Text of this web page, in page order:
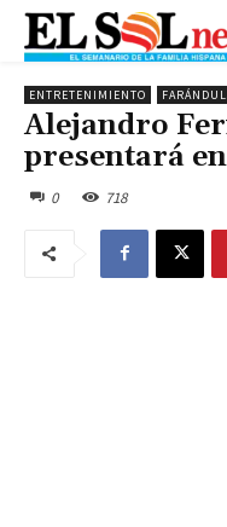
ENTRETENIMIENTO
Alejandro
presentará
0 718